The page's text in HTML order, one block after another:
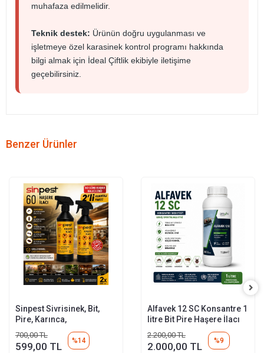
muhafaza edilmelidir.
Teknik destek: Ürünün doğru uygulanması ve
işletmeye özel karasinek kontrol programı hakkında
bilgi almak için İdeal Çiftlik ekibiyle iletişime
geçebilirsiniz.
Benzer Ürünler
Sinpest Sivrisinek, Bit,
Pire, Karınca,
Hamamböceği 2 X 500 Ml
700,00 TL
599,00 TL %14
Alfavek 12 SC Konsantre 1
litre Bit Pire Haşere İlacı
2.200,00 TL
2.000,00 TL %9